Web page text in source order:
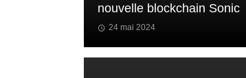
nouvelle blockchain Sonic
24 mai 2024